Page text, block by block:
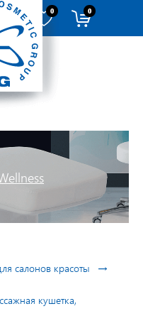
0 0
салонов красоты →
кушетка,